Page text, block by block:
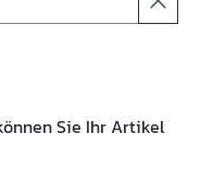
Sie Ihr Artikel